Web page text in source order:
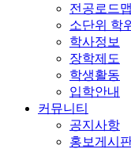
전공로드맵
소단위 학
학사정보
장학제도
학생활동
입학안내
커뮤니티
공지사항
홍보게시